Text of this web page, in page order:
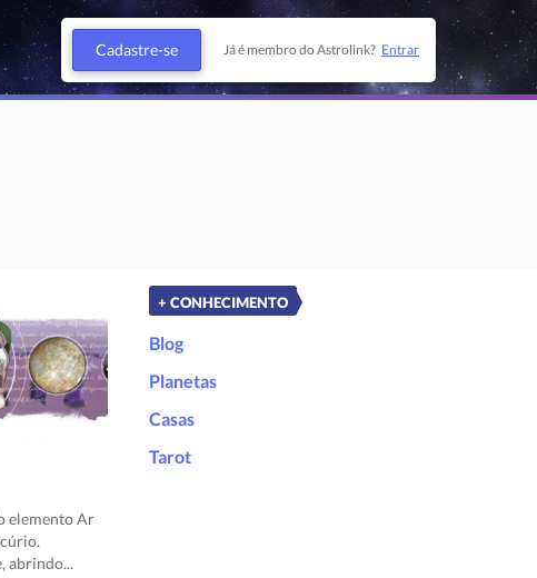
Cadastre-se Já é membro do Astrolink? Entrar
elemento Ar
abrindo...
+ CONHECIMENTO
Blog
Planetas
Casas
Tarot